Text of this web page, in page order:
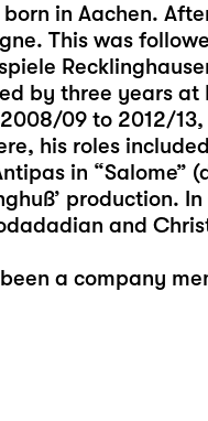
in Aachen.
This was
by three years
09 to 2012/
his roles
in
production.
and
a company